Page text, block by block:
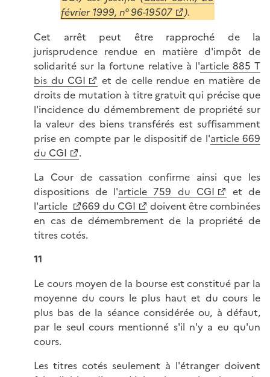
février 1999, n° 96-19507
).
Cet arrêt peut être rapproché de la
jurisprudence rendue en matière d'impôt de
solidarité sur la fortune relative à l'article 885 T
bis du CGI
et de celle rendue en matière de
droits de mutation à titre gratuit qui précise que
l'incidence du démembrement de propriété sur
la valeur des biens transférés est suffisamment
prise en compte par le dispositif de l'article 669
du CGI
.
La Cour de cassation confirme ainsi que les
dispositions de l'article 759 du CGI
et de
l'article 669 du CGI
doivent être combinées
en cas de démembrement de la propriété de
titres cotés.
11
Le cours moyen de la bourse est constitué par la
moyenne du cours le plus haut et du cours le
plus bas de la séance considérée ou, à défaut,
par le seul cours mentionné s'il n'y a eu qu'un
cours.
Les titres cotés seulement à l'étranger doivent